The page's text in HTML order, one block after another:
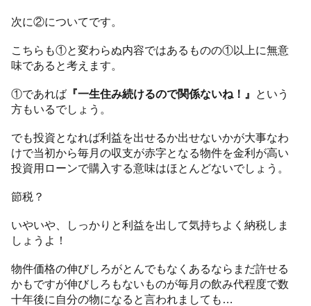
次に②についてです。
こちらも①と変わらぬ内容ではあるものの①以上に無意
味であると考えます。
①であれば 『一生住み続けるので関係ないね！』 という
方もいるでしょう。
でも投資となれば利益を出せるか出せないかが大事なわ
けで当初から毎月の収支が赤字となる物件を金利が高い
投資用ローンで購入する意味はほとんどないでしょう。
節税？
いやいや、しっかりと利益を出して気持ちよく納税しま
しょうよ！
物件価格の伸びしろがとんでもなくあるならまだ許せる
かもですが伸びしろもないものが毎月の飲み代程度で数
十年後に自分の物になると言われましても…